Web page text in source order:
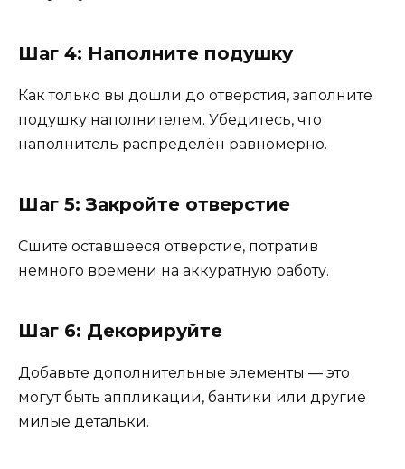
Шаг 4: Наполните подушку
Как только вы дошли до отверстия, заполните
подушку наполнителем. Убедитесь, что
наполнитель распределён равномерно.
Шаг 5: Закройте отверстие
Сшите оставшееся отверстие, потратив
немного времени на аккуратную работу.
Шаг 6: Декорируйте
Добавьте дополнительные элементы — это
могут быть аппликации, бантики или другие
милые детальки.